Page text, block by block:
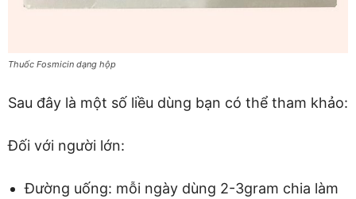
Thuốc Fosmicin dạng hộp
Sau đây là một số liều dùng bạn có thể tham khảo:
Đối với người lớn:
Đường uống: mỗi ngày dùng 2-3gram chia làm